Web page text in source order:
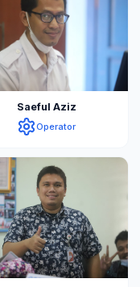
Saeful Aziz
Operator